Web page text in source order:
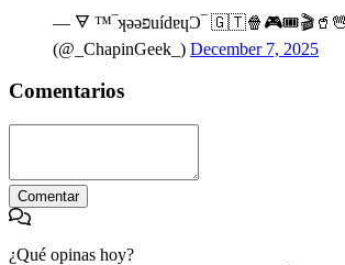
— 🜃 ™‾ʞǝǝפuídɐɥƆ‾ 🇬🇹🍿🎮🎟️🎬🥤🖖🙃📺🎥
(@_ChapinGeek_) December 7, 2025
Comentarios
Comentar
¿Qué opinas hoy?